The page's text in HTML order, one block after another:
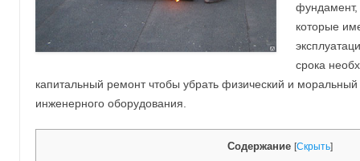
фундамент,
которые
срока
капитальный ремонт чтобы убрать физический и моральный
инженерного оборудования.
Содержание [Скрыть]